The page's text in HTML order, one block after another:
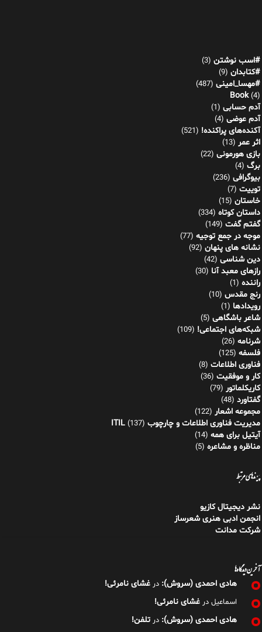
#اسب نوشتن (3)
#کتابدان (9)
#مهسا_امینی (487)
Book(4)
آدم حسابی (1)
آدم عوضی (4)
آکنده‌های پراکنده! (521)
اثر عمر (13)
بازی هورمونی (22)
برگ (4)
بیوگرافی (236)
توییت (7)
خاستان (15)
داستان کوتاه (334)
گفتم گفت (149)
موجه در جمع توجیه (77)
نشانه های پنهان (92)
دین شناسی (42)
رازهای معبد آنا (30)
راننده (1)
رنج مقدس (10)
رویدادها (1)
شاعر باشگاهی (5)
شبکه‌های اجتماعی! (109)
شرنامه (26)
فلسفه (125)
فناوری اطلاعات (8)
کار و موفقیت (36)
کاریکلماتور (79)
گفتاورد (48)
مجموعه اشعار (122)
مدیریت فناوری اطلاعات و چارچوب ITIL (137)
آیتیل برای همه (14)
مناظره و مشاعره (5)
پیوندهای مرتبط
نشر دیجیتال کازیو
انجمن ادبی هنری شعرساز
شرکت مدانت
آخرین دیدگاه‌ها
هادی احمدی (سروش): در غشای نامرئی!
اسماعیل در غشای نامرئی!
هادی احمدی (سروش): در تلفن!